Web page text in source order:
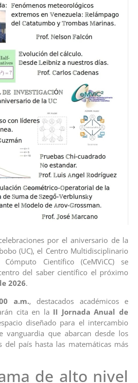
por el aniversario de la
(UC), el Centro Multidisciplinario
Científico (CeMViCC) se
del saber científico el próximo
2026.
a.m., destacados académicos e
cita en la II Jornada Anual de
diseñado para el intercambio
vanguardia que abarcan desde los
del país hasta las matemáticas más
de alto nivel